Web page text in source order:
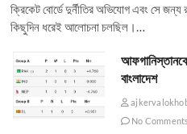
ক্রিকেট বোর্ডে দুর্নীতির অভিযোগ এবং সে জন্য
কিছুদিন ধরেই আলোচনা চলছিল।…
বাংলাদেশ
No